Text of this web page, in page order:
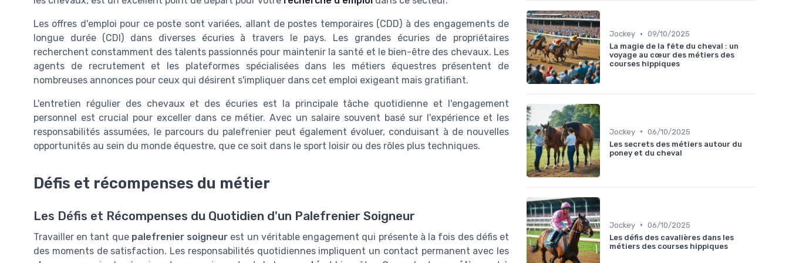
Les offres d'emploi pour ce poste sont variées, allant de postes temporaires (CDD) à des engagements de
longue durée (CDI) dans diverses écuries à travers le pays. Les grandes écuries de propriétaires
recherchent constamment des talents passionnés pour maintenir la santé et le bien-être des chevaux. Les
agents de recrutement et les plateformes spécialisées dans les métiers équestres présentent de
nombreuses annonces pour ceux qui désirent s'impliquer dans cet emploi exigeant mais gratifiant.
L'entretien régulier des chevaux et des écuries est la principale tâche quotidienne et l'engagement
personnel est crucial pour exceller dans ce métier. Avec un salaire souvent basé sur l'expérience et les
responsabilités assumées, le parcours du palefrenier peut également évoluer, conduisant à de nouvelles
opportunités au sein du monde équestre, que ce soit dans le sport loisir ou des rôles plus techniques.
Défis et récompenses du métier
Les Défis et Récompenses du Quotidien d'un Palefrenier Soigneur
Travailler en tant que palefrenier soigneur est un véritable engagement qui présente à la fois des défis et
des moments de satisfaction. Les responsabilités quotidiennes impliquent un contact permanent avec les
Jockey • 09/10/2025
La magie de la fête du cheval : un
voyage au cœur des métiers des
courses hippiques
Jockey • 06/10/2025
Les secrets des métiers autour du
poney et du cheval
Jockey • 06/10/2025
Les défis des cavalières dans les
métiers des courses hippiques